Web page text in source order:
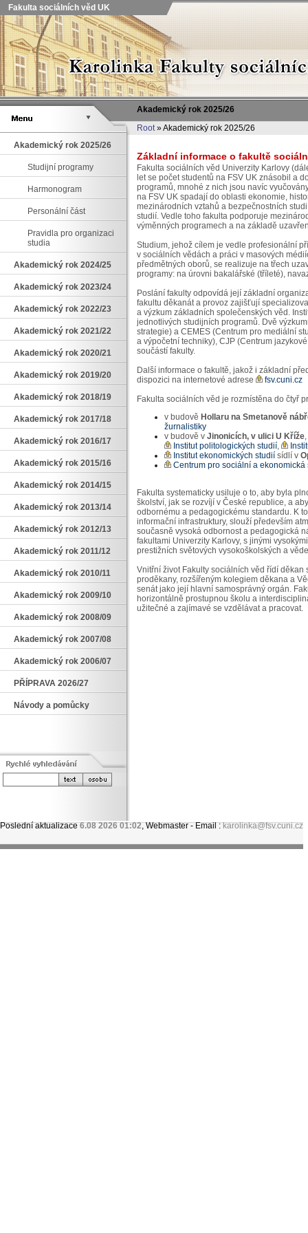
Fakulta sociálních věd UK
Akademický rok 2025/26
Root» Akademický rok 2025/26
Akademický rok 2025/26
Studijní programy
Harmonogram
Personální část
Pravidla pro organizaci
studia
Akademický rok 2024/25
Akademický rok 2023/24
Akademický rok 2022/23
Akademický rok 2021/22
Akademický rok 2020/21
Akademický rok 2019/20
Akademický rok 2018/19
Akademický rok 2017/18
Akademický rok 2016/17
Akademický rok 2015/16
Akademický rok 2014/15
Akademický rok 2013/14
Akademický rok 2012/13
Akademický rok 2011/12
Akademický rok 2010/11
Akademický rok 2009/10
Akademický rok 2008/09
Akademický rok 2007/08
Akademický rok 2006/07
PŘÍPRAVA 2026/27
Návody a pomůcky
Základní informace o fakultě
Fakulta sociálních věd Univerzity Karlovy
let se počet studentů na FSV UK znásobil a
programů, mnohé z nich jsou navíc
na FSV UK spadají do oblasti ekonomie,
mezinárodních vztahů a bezpečnostních
studií. Vedle toho fakulta podporuje
výměnných programech a na základě
Studium, jehož cílem je vedle profesionální
v sociálních vědách a práci v masových
předmětných oborů, se realizuje na třech
programy: na úrovni bakalářské (tříleté),
Poslání fakulty odpovídá její základní
fakultu děkanát a provoz zajišťují
a výzkum základních společenských věd.
jednotlivých studijních programů. Dvě
strategie) a CEMES (Centrum pro mediální
a výpočetní techniky), CJP (Centrum
součástí fakulty.
Další informace o fakultě, jakož i základní
dispozici na internetové adrese
fsv.cuni.cz
Fakulta sociálních věd je rozmístěna do čtyř
v budově Hollaru na Smetanově
žurnalistiky
v budově v Jinonicích, v ulici U Kříže
Institut politologických studií,
Institut ekonomických studií sídlí v
Centrum pro sociální a
Fakulta systematicky usiluje o to, aby byla
školství, jak se rozvíjí v České republice, a
odbornému a pedagogickému standardu. K
informační infrastruktury, slouží především
současně vysoká odbornost a pedagogická
fakultami Univerzity Karlovy, s jinými
prestižních světových vysokoškolských a
Vnitřní život Fakulty sociálních věd řídí
proděkany, rozšířeným kolegiem děkana a
senát jako její hlavní samosprávný orgán.
horizontálně prostupnou školu a
užitečné a zajímavé se vzdělávat a pracovat.
Poslední aktualizace6.08 2026 01:02, Webmaster - Email :karolinka@fsv.cuni.cz